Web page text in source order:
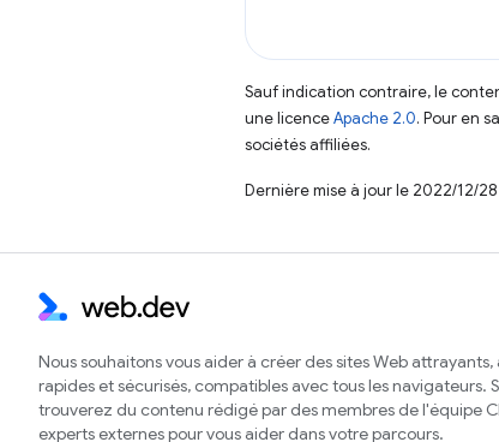
Sauf indication contraire, le
une licenceApache 2.0. Pour en
sociétés affiliées.
Dernière mise à jour le 2022/12/28
Nous souhaitons vous aider à créer des sites Web attrayants,
rapides et sécurisés, compatibles avec tous les navigateurs.
trouverez du contenu rédigé par des membres de l'équipe
experts externes pour vous aider dans votre parcours.